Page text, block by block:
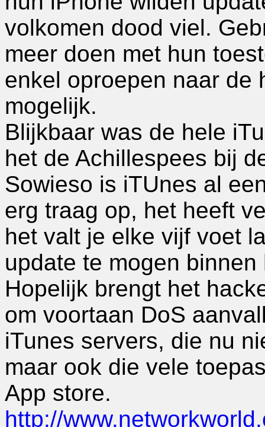
volkomen dood viel.
meer doen met hun
enkel oproepen naar de
mogelijk.
Blijkbaar was de hele
het de Achillespees bij
Sowieso is iTUnes al
erg traag op, het heeft
het valt je elke vijf voet
update te mogen
Hopelijk brengt het
om voortaan DoS
iTunes servers, die nu
maar ook die vele
App store.
http://